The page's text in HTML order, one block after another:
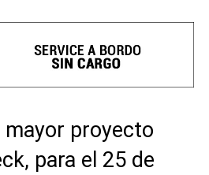
proyecto
para el 25 de